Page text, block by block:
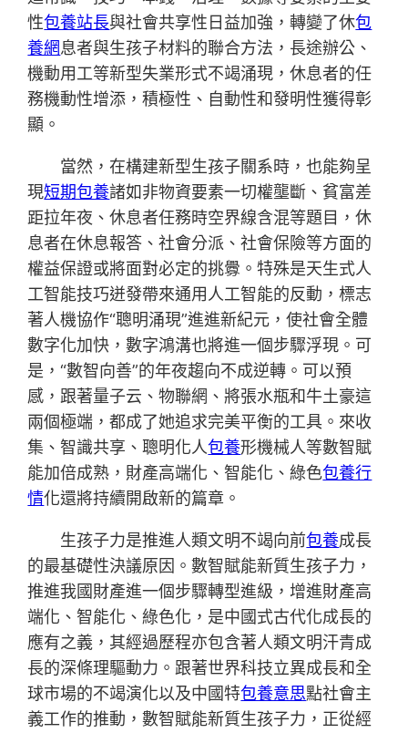
性包養站長與社會共享性日益加強，轉變了休包
養網息者與生孩子材料的聯合方法，長途辦公、
機動用工等新型失業形式不竭涌現，休息者的任
務機動性增添，積極性、自動性和發明性獲得彰
顯。
當然，在構建新型生孩子關系時，也能夠呈
現短期包養諸如非物資要素一切權壟斷、貧富差
距拉年夜、休息者任務時空界線含混等題目，休
息者在休息報答、社會分派、社會保險等方面的
權益保證或將面對必定的挑釁。特殊是天生式人
工智能技巧迸發帶來通用人工智能的反動，標志
著人機協作“聰明涌現”進進新紀元，使社會全體
數字化加快，數字鴻溝也將進一個步驟浮現。可
是，“數智向善”的年夜趨向不成逆轉。可以預
感，跟著量子云、物聯網、將張水瓶和牛土豪這
兩個極端，都成了她追求完美平衡的工具。來收
集、智識共享、聰明化人包養形機械人等數智賦
能加倍成熟，財產高端化、智能化、綠色包養行
情化還將持續開啟新的篇章。
生孩子力是推進人類文明不竭向前包養成長
的最基礎性決議原因。數智賦能新質生孩子力，
推進我國財產進一個步驟轉型進級，增進財產高
端化、智能化、綠色化，是中國式古代化成長的
應有之義，其經過歷程亦包含著人類文明汗青成
長的深條理驅動力。跟著世界科技立異成長和全
球市場的不竭演化以及中國特包養意思點社會主
義工作的推動，數智賦能新質生孩子力，正從經